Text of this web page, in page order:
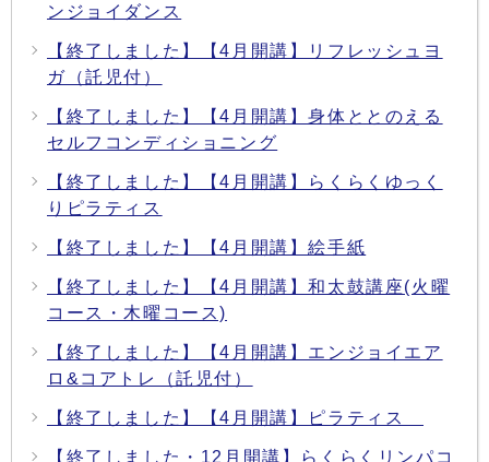
ンジョイダンス
【終了しました】【4月開講】リフレッシュヨ
ガ（託児付）
【終了しました】【4月開講】身体ととのえる
セルフコンディショニング
【終了しました】【4月開講】らくらくゆっく
りピラティス
【終了しました】【4月開講】絵手紙
【終了しました】【4月開講】和太鼓講座(火曜
コース・木曜コース)
【終了しました】【4月開講】エンジョイエア
ロ&コアトレ（託児付）
【終了しました】【4月開講】ピラティス
【終了しました・12月開講】らくらくリンパコ